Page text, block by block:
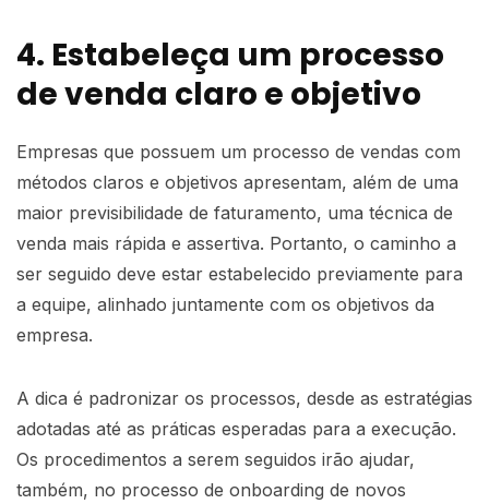
4. Estabeleça um processo
de venda claro e objetivo
Empresas que possuem um processo de vendas com
métodos claros e objetivos apresentam, além de uma
maior previsibilidade de faturamento, uma técnica de
venda mais rápida e assertiva. Portanto, o caminho a
ser seguido deve estar estabelecido previamente para
a equipe, alinhado juntamente com os objetivos da
empresa.
A dica é padronizar os processos, desde as estratégias
adotadas até as práticas esperadas para a execução.
Os procedimentos a serem seguidos irão ajudar,
também, no processo de onboarding de novos